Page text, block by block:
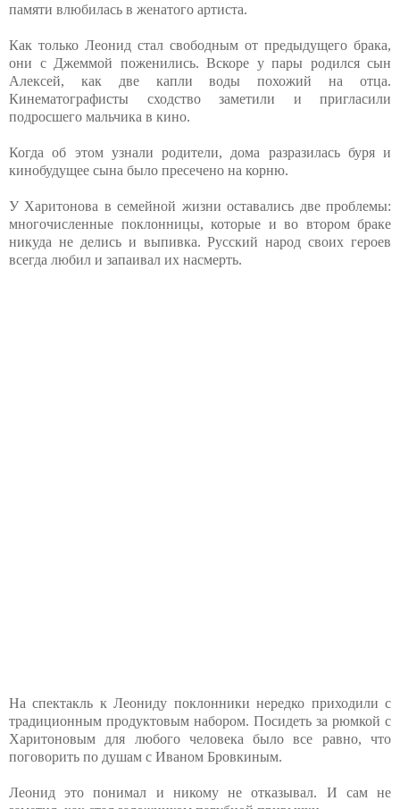
памяти влюбилась в женатого артиста.
Как только Леонид стал свободным от предыдущего брака,
они с Джеммой поженились. Вскоре у пары родился сын
Алексей, как две капли воды похожий на отца.
Кинематографисты сходство заметили и пригласили
подросшего мальчика в кино.
Когда об этом узнали родители, дома разразилась буря и
кинобудущее сына было пресечено на корню.
У Харитонова в семейной жизни оставались две проблемы:
многочисленные поклонницы, которые и во втором браке
никуда не делись и выпивка. Русский народ своих героев
всегда любил и запаивал их насмерть.
На спектакль к Леониду поклонники нередко приходили с
традиционным продуктовым набором. Посидеть за рюмкой с
Харитоновым для любого человека было все равно, что
поговорить по душам с Иваном Бровкиным.
Леонид это понимал и никому не отказывал. И сам не